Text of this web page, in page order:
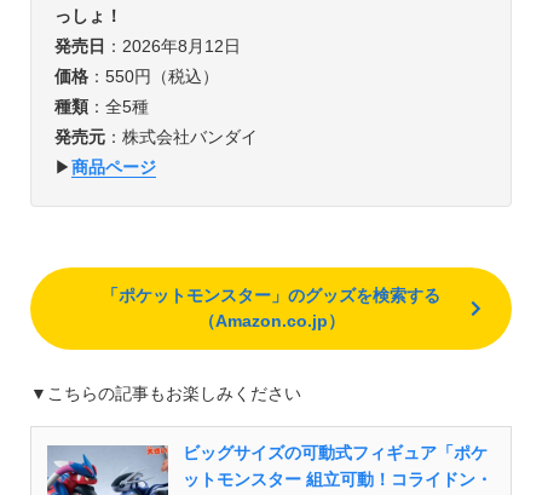
っしょ！
発売日 ：2026年8月12日
価格：550円（税込）
種類：全5種
発売元：株式会社バンダイ
▶︎商品ページ
「ポケットモンスター」のグッズを検索する
（Amazon.co.jp）
▼こちらの記事もお楽しみください
ビッグサイズの可動式フィギュア「ポケ
ットモンスター 組立可動！コライドン・